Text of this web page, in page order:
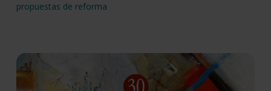
propuestas de reforma